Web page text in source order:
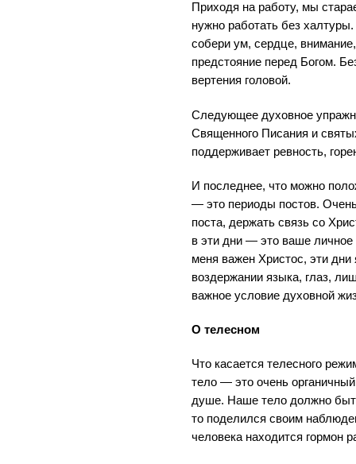
Приходя на работу, мы
нужно работать без
собери ум, сердце,
предстояние перед Богом.
вертения головой.
Следующее духовное
Священного Писания и
поддерживает ревность,
И последнее, что можно
— это периоды постов.
поста, держать связь со
в эти дни — это ваше
меня важен Христос, эти
воздержании языка, глаз,
важное условие духовной
О телесном
Что касается телесного
тело — это очень
душе. Наше тело должно
то поделился своим
человека находится гормон